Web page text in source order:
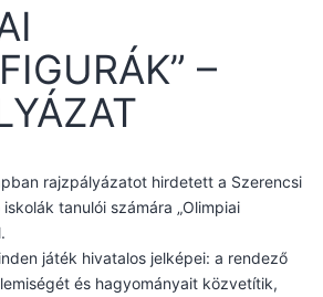
–
rajzpályázatot hirdetett a Szerencsi
tanulói számára „Olimpiai
játék hivatalos jelképei: a rendező
és hagyományait közvetítik,